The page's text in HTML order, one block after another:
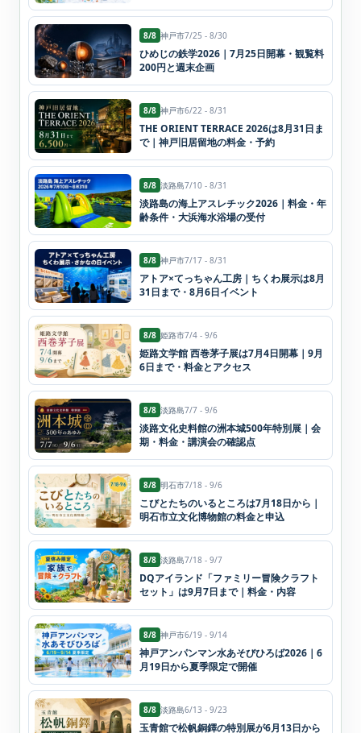
8/8 神戸市7/25 - 8/30
ひめじの鉄学2026｜7月25日開幕・観覧料
200円と週末企画
8/8 神戸市6/22 - 8/31
THE ORIENT TERRACE 2026は8月31日ま
で｜神戸旧居留地の料金・予約
8/8 淡路島7/10 - 8/31
淡路島の海上アスレチック2026｜料金・年
齢条件・大浜海水浴場の受付
8/8 神戸市7/17 - 8/31
アトア×てっちゃん工房｜ちくわ展示は8月
31日まで・8月6日イベント
8/8 姫路市7/4 - 9/6
姫路文学館 西巻茅子展は7月4日開幕｜9月
6日まで・料金とアクセス
8/8 淡路島7/7 - 9/6
淡路文化史料館の洲本城500年特別展｜会
期・料金・講演会の確認点
8/8 明石市7/18 - 9/6
こびとたちのいるところは7月18日から｜
明石市立文化博物館の料金と申込
8/8 淡路島7/18 - 9/7
DQアイランド「ファミリー冒険クラフト
セット」は9月7日まで｜料金・内容
8/8 神戸市6/19 - 9/14
神戸アンパンマン水あそびひろば2026｜6
月19日から夏季限定で開催
8/8 淡路島6/13 - 9/23
玉青館で松帆銅鐸の特別展が6月13日から